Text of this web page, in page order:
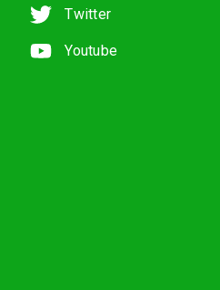
Twitter
Youtube